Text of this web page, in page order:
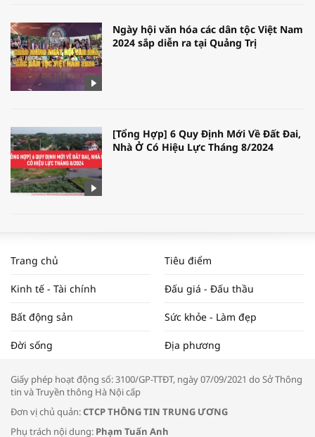
Ngày hội văn hóa các dân tộc Việt Nam
2024 sắp diễn ra tại Quảng Trị
[Tổng Hợp] 6 Quy Định Mới Về Đất Đai,
Nhà Ở Có Hiệu Lực Tháng 8/2024
NAM NĂM 2024 VÀ NĂM 2025 | NHỊP
ĐẬP THỊ TRƯỜNG #62
Tọa đàm “Xúc tiến thương mại: Khơi
Trang chủ Tiêu điểm
Kinh tế - Tài chính Đấu giá - Đấu thầu
Bất động sản Sức khỏe - Làm đẹp
Đời sống Địa phương
Giấy phép hoạt động số: 3100/GP-TTĐT, ngày 07/09/2021 do Sở Thông
tin và Truyền thông Hà Nội cấp
Đơn vị chủ quản:CTCP THÔNG TIN TRUNG ƯƠNG
Phụ trách nội dung: Phạm Tuấn Anh